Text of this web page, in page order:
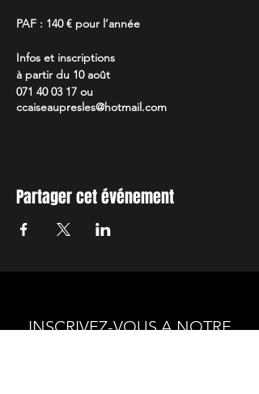
PAF : 140 € pour l’année
Infos et inscriptions
à partir du 10 août
071 40 03 17 ou
ccaiseaupresles@hotmail.com
Partager cet événement
INSCRIVEZ-VOUS A NOTRE